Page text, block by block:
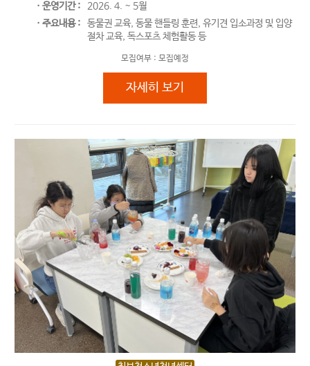
ㆍ운영기간 :
2026. 4. ~ 5월
ㆍ주요내용 :
동물권 교육, 동물 핸들링 훈련, 유기견 입소과정 및 입양
절차 교육, 독스포츠 체험활동 등
모집여부 : 모집예정
반려동물 매개 프로그램 '함께 독
자세히 보기